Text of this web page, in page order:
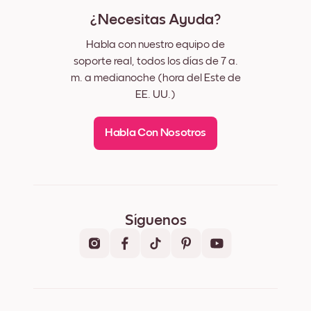
¿Necesitas Ayuda?
Habla con nuestro equipo de
soporte real, todos los días de 7 a.
m. a medianoche (hora del Este de
EE. UU.)
Habla Con Nosotros
Síguenos